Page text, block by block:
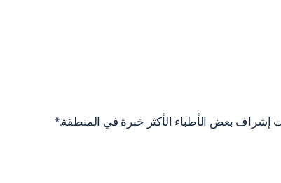
بعض الأطباء الأكثر خبرة في المنطقة.*